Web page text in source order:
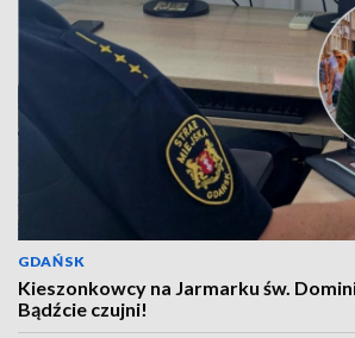
GDAŃSK
Kieszonkowcy na Jarmarku św.
Bądźcie czujni!